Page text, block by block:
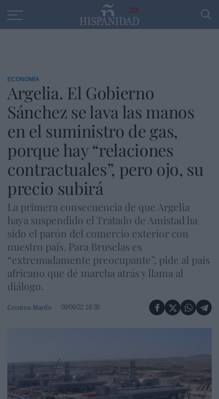
30
ECONOMÍA
Argelia. El Gobierno
Sánchez se lava las manos
en el suministro de gas,
porque hay “relaciones
contractuales”, pero ojo, su
precio subirá
La primera consecuencia de que Argelia
haya suspendido el Tratado de Amistad ha
sido el parón del comercio exterior con
nuestro país. Para Bruselas es
“extremadamente preocupante”, pide al país
africano que dé marcha atrás y llama al
diálogo.
Cristina Martín 09/06/22 18:28